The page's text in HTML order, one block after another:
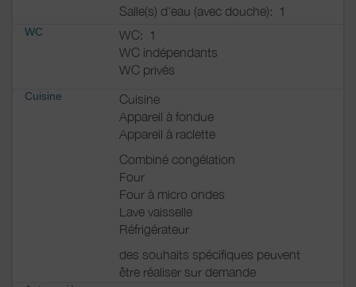
Salle(s) d'eau (avec douche):
1
WC WC:
1
WC indépendants
WC privés
Cuisine
Cuisine
Appareil à fondue
Appareil à raclette
Combiné congélation
Four
Four à micro ondes
Lave vaisselle
Réfrigérateur
des souhaits spécifiques peuvent
être réaliser sur demande